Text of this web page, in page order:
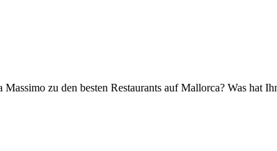
zu den besten Restaurants auf Mallorca? Was hat